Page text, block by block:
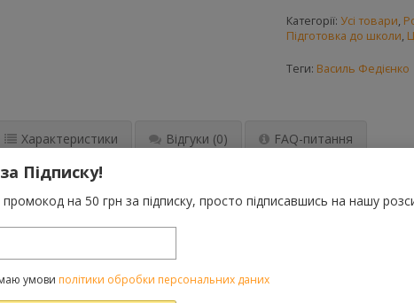
Категорії: Усі товари,
Підготовка до школи,
Теги: Василь Федієнко
Характеристики Відгуки (0) FAQ-питання
орієнтовані на дітей 4—6 років (залежно від рівня попередньої
математика, логіка, розвиток навичок читання та
дійсно найкращим подарунком для маленьких та
у доступній, ігровій формі ознайомити дитину з буквами від А до
Підписку!
на 50 грн за підписку, просто підписавшись на нашу
умови політики обробки персональних даних